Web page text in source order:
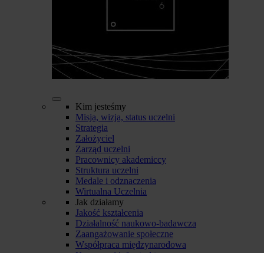
Kim jesteśmy
Misja, wizja, status uczelni
Strategia
Założyciel
Zarząd uczelni
Pracownicy akademiccy
Struktura uczelni
Medale i odznaczenia
Wirtualna Uczelnia
Jak działamy
Jakość kształcenia
Działalność naukowo-badawcza
Zaangażowanie społeczne
Współpraca międzynarodowa